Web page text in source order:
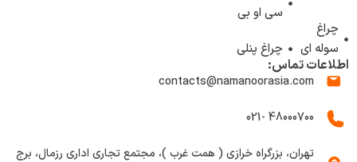
اطلاعات تماس:
contacts@namanoorasia.com
48000700 -021
تهران، بزرگراه خرازی ( همت غرب )، مجتمع تجاری اداری رزمال، برج
سی او بی
چراغ پنلی
چراغ
سوله ای